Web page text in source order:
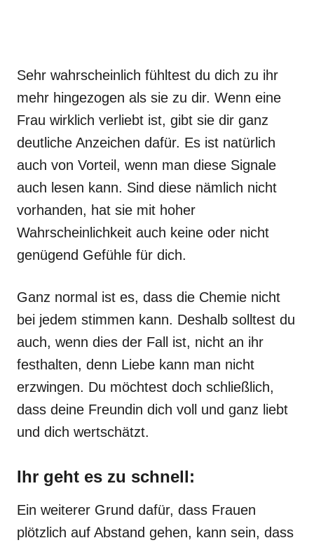
Sehr wahrscheinlich fühltest du dich zu ihr
mehr hingezogen als sie zu dir. Wenn eine
Frau wirklich verliebt ist, gibt sie dir ganz
deutliche Anzeichen dafür. Es ist natürlich
auch von Vorteil, wenn man diese Signale
auch lesen kann. Sind diese nämlich nicht
vorhanden, hat sie mit hoher
Wahrscheinlichkeit auch keine oder nicht
genügend Gefühle für dich.
Ganz normal ist es, dass die Chemie nicht
bei jedem stimmen kann. Deshalb solltest du
auch, wenn dies der Fall ist, nicht an ihr
festhalten, denn Liebe kann man nicht
erzwingen. Du möchtest doch schließlich,
dass deine Freundin dich voll und ganz liebt
und dich wertschätzt.
Ihr geht es zu schnell:
Ein weiterer Grund dafür, dass Frauen
plötzlich auf Abstand gehen, kann sein, dass